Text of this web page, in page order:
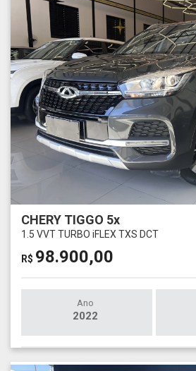
CHERY TIGGO 5x
1.5 VVT TURBO iFLEX TXS DCT
R$ 98.900,00
Ano
2022